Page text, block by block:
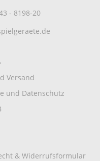
- 8198-20
Versand
und Datenschutz
& Widerrufsformular